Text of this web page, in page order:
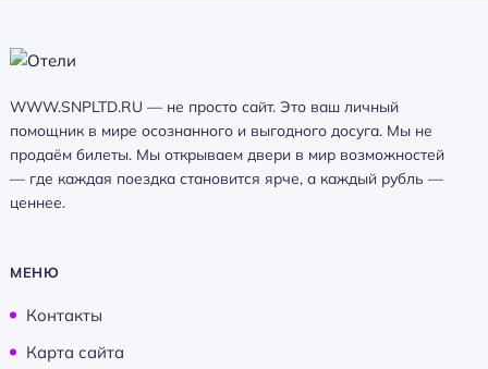
WWW.SNPLTD.RU — не просто сайт. Это ваш личный
помощник в мире осознанного и выгодного досуга. Мы не
продаём билеты. Мы открываем двери в мир возможностей
— где каждая поездка становится ярче, а каждый рубль —
ценнее.
МЕНЮ
Контакты
Карта сайта